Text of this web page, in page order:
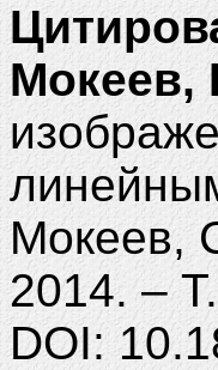
Мокеев,
Мокеев,
2014. –
DOI: